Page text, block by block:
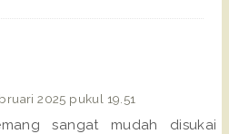
2025 pukul 19.51
sangat mudah disukai